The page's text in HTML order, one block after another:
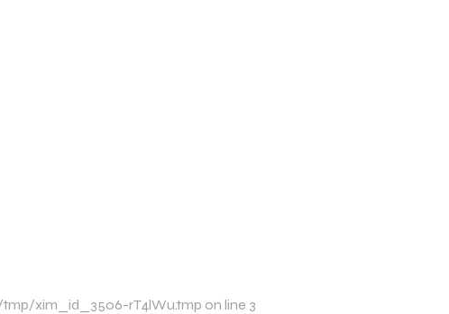
tmp/xim_id_3506-rT4lWu.tmp on line 3